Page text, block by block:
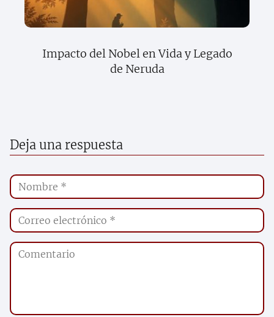
Impacto del Nobel en Vida y Legado
de Neruda
Deja una respuesta